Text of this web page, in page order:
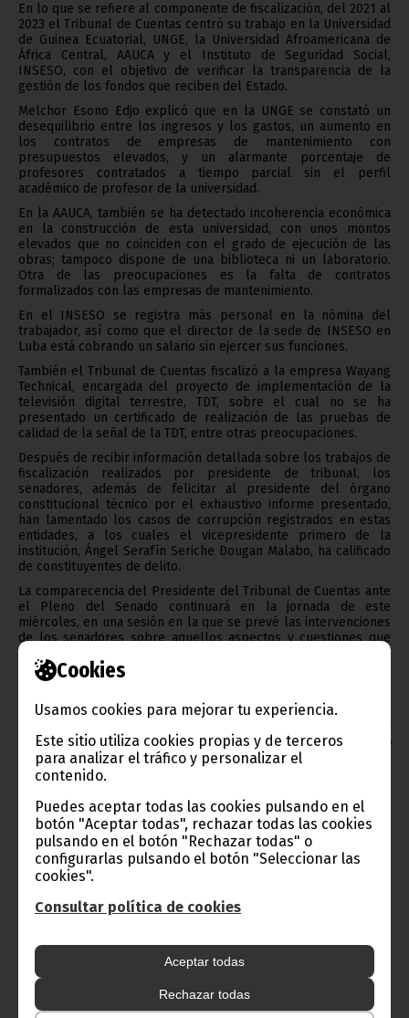
Cookies
Usamos cookies para mejorar tu experiencia.
Este sitio utiliza cookies propias y de terceros
para analizar el tráfico y personalizar el
contenido.
Puedes aceptar todas las cookies pulsando en el
botón "Aceptar todas", rechazar todas las cookies
pulsando en el botón "Rechazar todas" o
configurarlas pulsando el botón "Seleccionar las
cookies".
Consultar política de cookies
Aceptar todas
Rechazar todas
En lo que se refiere al componente de fiscalización, del 2021 al
2023 el Tribunal de Cuentas centró su trabajo en la Universidad
de Guinea Ecuatorial, UNGE, la Universidad Afroamericana de
África Central, AAUCA y el Instituto de Seguridad Social,
INSESO, con el objetivo de verificar la transparencia de la
gestión de los fondos que reciben del Estado.
Melchor Esono Edjo explicó que en la UNGE se constató un
desequilibrio entre los ingresos y los gastos, un aumento en
los contratos de empresas de mantenimiento con
presupuestos elevados, y un alarmante porcentaje de
profesores contratados a tiempo parcial sin el perfil
académico de profesor de la universidad.
En la AAUCA, también se ha detectado incoherencia económica
en la construcción de esta universidad, con unos montos
elevados que no coinciden con el grado de ejecución de las
obras; tampoco dispone de una biblioteca ni un laboratorio.
Otra de las preocupaciones es la falta de contratos
formalizados con las empresas de mantenimiento.
En el INSESO se registra más personal en la nómina del
trabajador, así como que el director de la sede de INSESO en
Luba está cobrando un salario sin ejercer sus funciones.
También el Tribunal de Cuentas fiscalizó a la empresa Wayang
Technical, encargada del proyecto de implementación de la
televisión digital terrestre, TDT, sobre el cual no se ha
presentado un certificado de realización de las pruebas de
calidad de la señal de la TDT, entre otras preocupaciones.
Después de recibir información detallada sobre los trabajos de
fiscalización realizados por presidente de tribunal, los
senadores, además de felicitar al presidente del órgano
constitucional técnico por el exhaustivo informe presentado,
han lamentado los casos de corrupción registrados en estas
entidades, a los cuales el vicepresidente primero de la
institución, Ángel Serafín Seriche Dougan Malabo, ha calificado
de constituyentes de delito.
La comparecencia del Presidente del Tribunal de Cuentas ante
el Pleno del Senado continuará en la jornada de este
miércoles, en una sesión en la que se prevé las intervenciones
de los senadores sobre aquellos aspectos y cuestiones que
consideran no han sido aclaradas de manera satisfactoria.
Texto y fotos: Gabinete de Prensa del Senado
Oficina de Información y Prensa de Guinea Ecuatorial
imágenes que lo acompañen debe hacerse, siempre y en todo
lugar, con la mención de la fuente de origen de la misma
(Oficina de Información y Prensa de Guinea Ecuatorial).